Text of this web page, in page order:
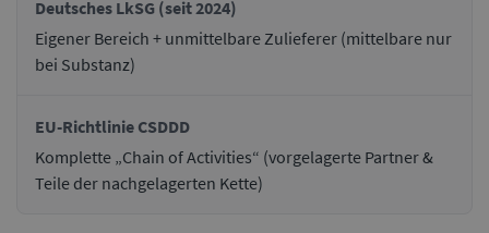
Eigener Bereich + unmittelbare Zulieferer (mittelbare nur
bei Substanz)
Komplette „Chain of Activities“ (vorgelagerte Partner &
Teile der nachgelagerten Kette)